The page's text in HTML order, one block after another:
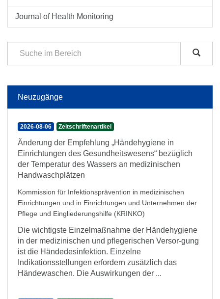
Journal of Health Monitoring
Neuzugänge
2026-08-06 Zeitschriftenartikel
Änderung der Empfehlung „Händehygiene in
Einrichtungen des Gesundheitswesens“ bezüglich
der Temperatur des Wassers an medizinischen
Handwaschplätzen
Kommission für Infektionsprävention in medizinischen
Einrichtungen und in Einrichtungen und Unternehmen der
Pflege und Eingliederungshilfe (KRINKO)
Die wichtigste Einzelmaßnahme der Händehygiene
in der medizinischen und pflegerischen Versor-gung
ist die Händedesinfektion. Einzelne
Indikationsstellungen erfordern zusätzlich das
Händewaschen. Die Auswirkungen der ...